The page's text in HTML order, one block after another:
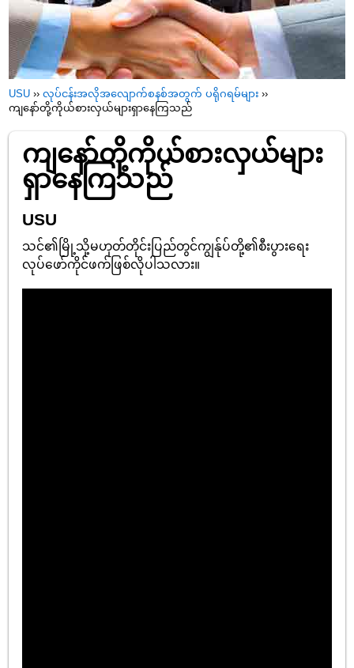
USU ››လုပ်ငန်းအလိုအလျောက်စနစ်အတွက် ပရိုဂရမ်များ ››
ကျနော်တို့ကိုယ်စားလှယ်များရှာနေကြသည်
ကျနော်တို့ကိုယ်စားလှယ်များ
ရှာနေကြသည်
USU
သင်၏မြို့သို့မဟုတ်တိုင်းပြည်တွင်ကျွန်ုပ်တို့၏စီးပွားရေး
လုပ်ဖော်ကိုင်ဖက်ဖြစ်လိုပါသလား။